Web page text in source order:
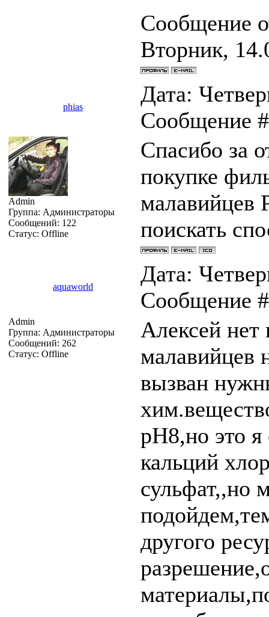
Сообщение
Вторник,
phias
Дата:
Сообщение
Admin
Группа: Администраторы
Сообщений: 122
Статус: Offline
Спасибо за
покупке
малавийцев
поискать
aquaworld
Дата:
Сообщение
Admin
Группа: Администраторы
Сообщений: 262
Статус: Offline
Алексей нет
малавийцев
вызван
pH8,но это
кальций
сульфат,,но
другого